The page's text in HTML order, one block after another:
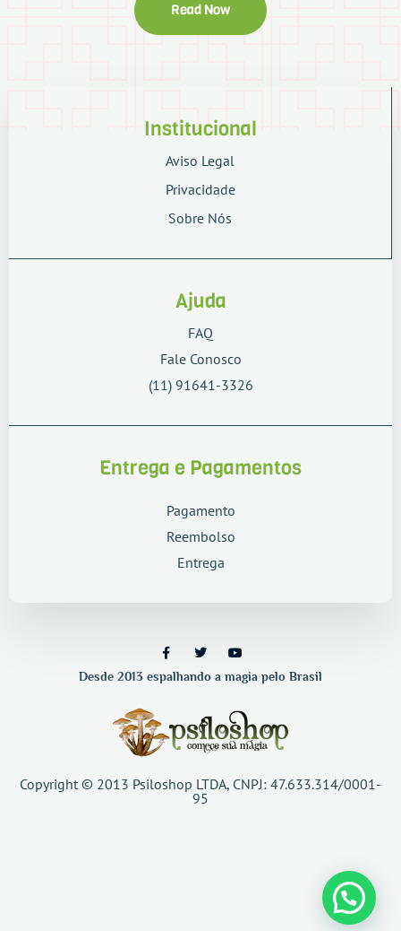
Read Now
Institucional
Aviso Legal
Privacidade
Sobre Nós
Ajuda
FAQ
Fale Conosco
(11) 91641-3326
Entrega e Pagamentos
Pagamento
Reembolso
Entrega
Desde 2013 espalhando a magia pelo Brasil
Copyright © 2013 Psiloshop LTDA, CNPJ: 47.633.314/0001-
95